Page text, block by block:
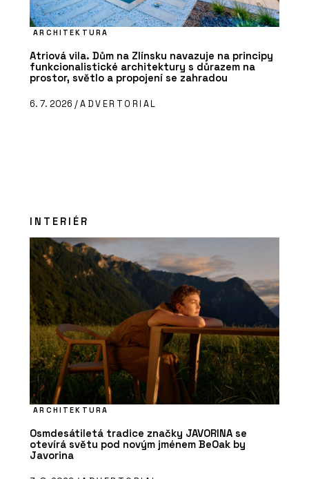
ARCHITEKTURA
Atriová vila. Dům na Zlínsku navazuje na principy
funkcionalistické architektury s důrazem na
prostor, světlo a propojení se zahradou
6. 7. 2026 /ADVERTORIAL
INTERIÉR
ARCHITEKTURA
Osmdesátiletá tradice značky JAVORINA se
otevírá světu pod novým jménem BeOak by
Javorina